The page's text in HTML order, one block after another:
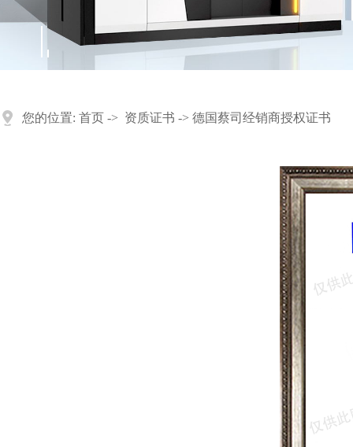
您的位置: 首页 -> 资质证书 -> 德国蔡司经销商授权证书